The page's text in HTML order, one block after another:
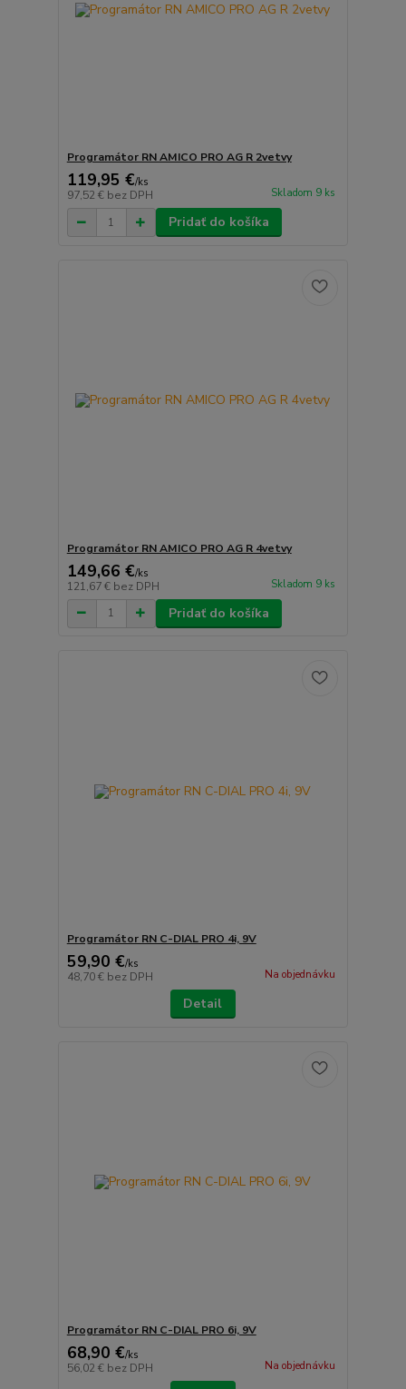
Programátor RN AMICO PRO AG R 2vetvy
119,95 €/ks
97,52 € bez DPH Skladom 9 ks
Pridať do košíka
Programátor RN AMICO PRO AG R 4vetvy
149,66 €/ks
121,67 € bez DPH Skladom 9 ks
Pridať do košíka
Programátor RN C-DIAL PRO 4i, 9V
59,90 €/ks
48,70 € bez DPH Na objednávku
Detail
Programátor RN C-DIAL PRO 6i, 9V
68,90 €/ks
56,02 € bez DPH Na objednávku